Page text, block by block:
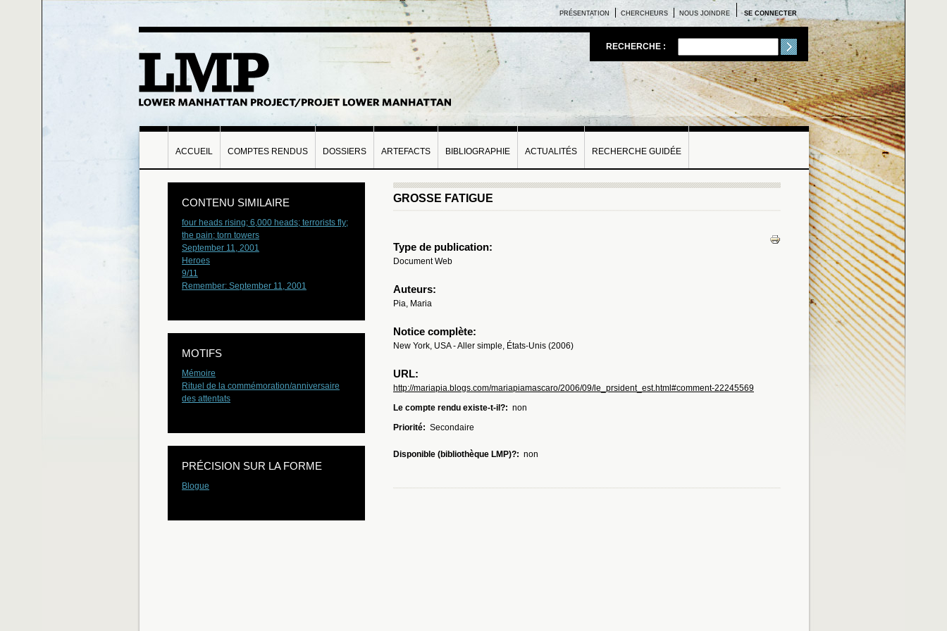
SE CONNECTER
PRÉSENTATION CHERCHEURS NOUS JOINDRE
RECHERCHE :
ACCUEIL COMPTES RENDUS DOSSIERS ARTEFACTS BIBLIOGRAPHIE ACTUALITÉS RECHERCHE GUIDÉE
GROSSE FATIGUE
Type de publication:
Document Web
Auteurs:
Pia, Maria
Notice complète:
New York, USA - Aller simple, États-Unis (2006)
URL:
http://mariapia.blogs.com/mariapiamascaro/2006/09/le_prsident_est.html#comment-22245569
Le compte rendu existe-t-il?: non
Priorité: Secondaire
Disponible (bibliothèque LMP)?: non
CONTENU SIMILAIRE
four heads rising; 6,000 heads; terrorists fly;
the pain; torn towers
September 11, 2001
Heroes
9/11
Remember: September 11, 2001
MOTIFS
Mémoire
Rituel de la commémoration/anniversaire
des attentats
PRÉCISION SUR LA FORME
Blogue